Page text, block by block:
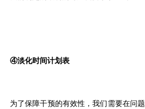
④淡化时间计划表
为了保障干预的有效性，我们需要在问